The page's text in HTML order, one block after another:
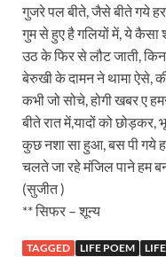
गुजरे पल बीते, जैसे बीते गये
गुम से हुए है गलियों में, ये कैसा
उठ के फिर से लौट जाती,
बेरुखी के दामन ने थामा ऐसे,
कभी जो सोचे, होगी खबर ए
बीते रात में,यादों को
कुछ नशा सा हुआ, बस पी गये
चलते जा रहे मंजिल पाने हम
(सुजीत )
**सिफर – शून्य
TAGGED LIFE POEM